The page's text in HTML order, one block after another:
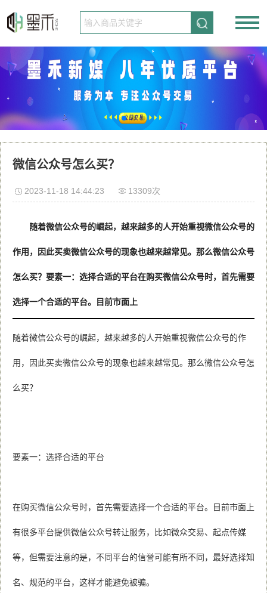
请先登录 免费注册
微信公众号怎么买？
2023-11-18 14:44:23 13309次
随着微信公众号的崛起，越来越多的人开始重视微信公众号的
作用，因此买卖微信公众号的现象也越来越常见。那么微信公众号
怎么买？要素一：选择合适的平台在购买微信公众号时，首先需要
选择一个合适的平台。目前市面上
随着微信公众号的崛起，越来越多的人开始重视微信公众号的作
用，因此买卖微信公众号的现象也越来越常见。那么微信公众号怎
么买？
要素一：选择合适的平台
在购买微信公众号时，首先需要选择一个合适的平台。目前市面上
有很多平台提供微信公众号转让服务，比如微众交易、起点传媒
等，但需要注意的是，不同平台的信誉可能有所不同，最好选择知
名、规范的平台，这样才能避免被骗。